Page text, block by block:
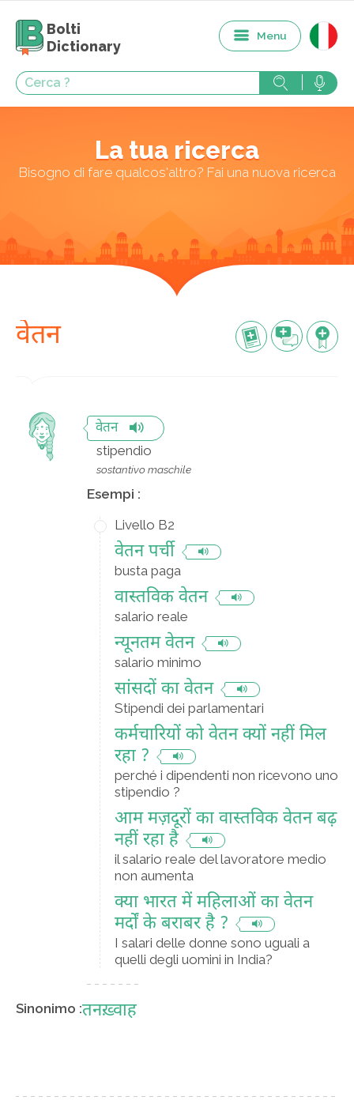
Bolti
Dictionary
Menu
La tua ricerca
Bisogno di fare qualcos'altro? Fai una nuova ricerca
वेतन
वेतन
stipendio
sostantivo maschile
Esempi :
Livello B2
वेतन पर्ची
busta paga
वास्तविक वेतन
salario reale
न्यूनतम वेतन
salario minimo
सांसदों का वेतन
Stipendi dei parlamentari
कर्मचारियों को वेतन क्यों नहीं मिल
रहा ?
perché i dipendenti non ricevono uno
stipendio ?
आम मज़दूरों का वास्तविक वेतन बढ़
नहीं रहा है
il salario reale del lavoratore medio
non aumenta
क्या भारत में महिलाओं का वेतन
मर्दों के बराबर है ?
I salari delle donne sono uguali a
quelli degli uomini in India?
Sinonimo :तनख़्वाह